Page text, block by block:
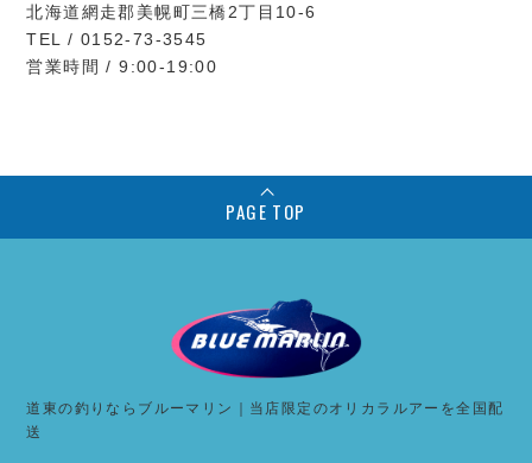
北海道網走郡美幌町三橋2丁目10-6
TEL / 0152-73-3545
営業時間 / 9:00-19:00
PAGE TOP
道東の釣りならブルーマリン｜当店限定のオリカラルアーを全国配
送